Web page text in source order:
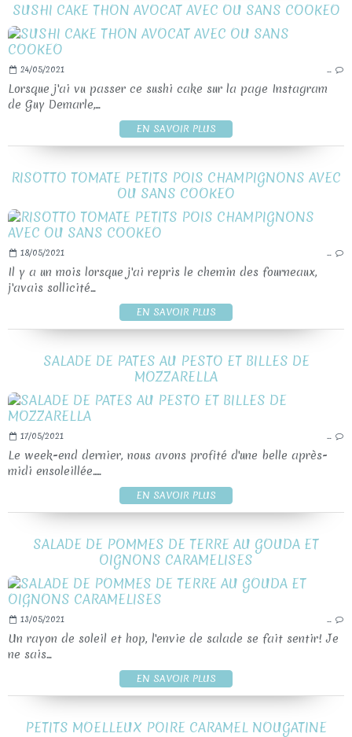
SUSHI CAKE THON AVOCAT AVEC OU SANS COOKEO
24/05/2021 …
Lorsque j'ai vu passer ce sushi cake sur la page Instagram
de Guy Demarle,...
EN SAVOIR PLUS
RISOTTO TOMATE PETITS POIS CHAMPIGNONS AVEC
OU SANS COOKEO
18/05/2021 …
Il y a un mois lorsque j'ai repris le chemin des fourneaux,
j'avais sollicité...
EN SAVOIR PLUS
SALADE DE PATES AU PESTO ET BILLES DE
MOZZARELLA
17/05/2021 …
Le week-end dernier, nous avons profité d'une belle après-
midi ensoleillée.....
EN SAVOIR PLUS
SALADE DE POMMES DE TERRE AU GOUDA ET
OIGNONS CARAMELISES
13/05/2021 …
Un rayon de soleil et hop, l'envie de salade se fait sentir! Je
ne sais...
EN SAVOIR PLUS
PETITS MOELLEUX POIRE CARAMEL NOUGATINE